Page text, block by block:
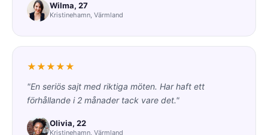
Wilma, 27
Kristinehamn, Värmland
★★★★★
"En seriös sajt med riktiga möten. Har haft ett
förhållande i 2 månader tack vare det."
Olivia, 22
Kristinehamn, Värmland